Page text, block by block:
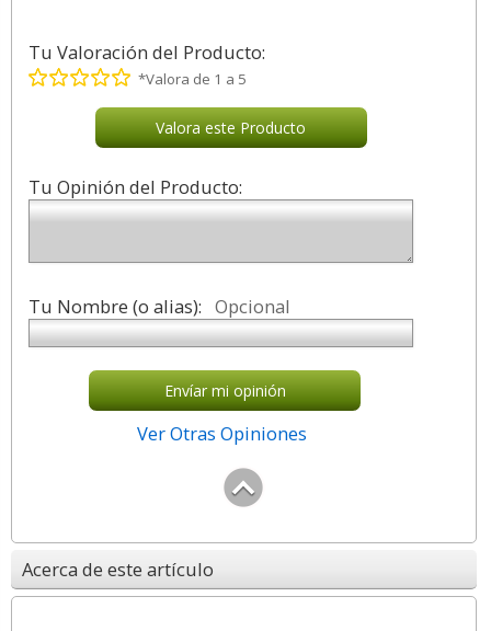
Tu Valoración del Producto:
*Valora de 1 a 5
Valora este Producto
Tu Opinión del Producto:
Tu Nombre (o alias): Opcional
Envíar mi opinión
Ver Otras Opiniones
Acerca de este artículo